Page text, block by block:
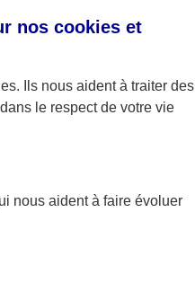
liés à
enfant
nos cookies et
. Ils nous aident à traiter des
le respect de votre vie
nous aident à faire évoluer